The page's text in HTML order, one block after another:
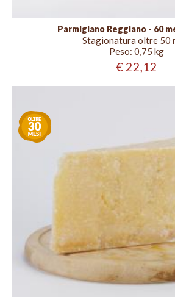
Parmigiano Reggiano - 60
Stagionatura oltre 50
Peso: 0,75 kg
€ 22,12
Stagionatura
oltre
30